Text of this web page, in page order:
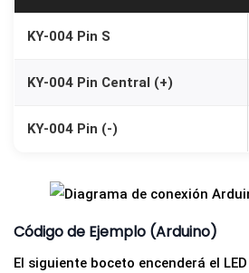
P
y
S
3
c
a
KY-004 Pin S
KY-004 Pin Central (+)
KY-004 Pin (-)
Código de Ejemplo (Arduino)
El siguiente boceto encenderá el